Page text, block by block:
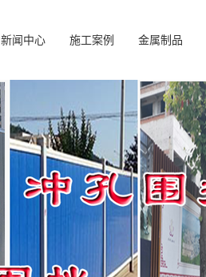
新闻中心 施工案例 金属制品